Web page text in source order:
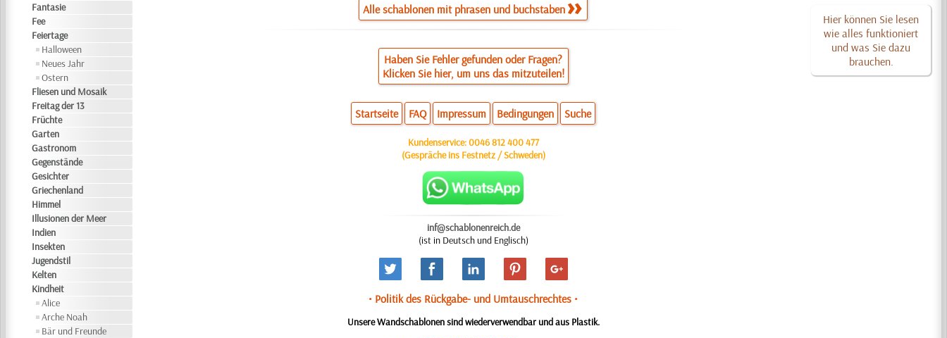
Fantasie
Fee
Feiertage
Halloween
Neues Jahr
Ostern
Fliesen und Mosaik
Freitag der 13
Früchte
Garten
Gastronom
Gegenstände
Gesichter
Griechenland
Himmel
Illusionen der Meer
Indien
Insekten
Jugendstil
Kelten
Kindheit
Alice
Arche Noah
Bär und Freunde
Hier können Sie lesen
wie alles funktioniert
und was Sie dazu
brauchen.
Alle schablonen mit phrasen und buchstaben
Haben Sie Fehler gefunden oder Fragen?
Klicken Sie hier, um uns das mitzuteilen!
Startseite FAQ Impressum Bedingungen Suche
Kundenservice:0046 812 400 477
(Gespräche ins Festnetz / Schweden)
inf@schablonenreich.de
(ist in Deutsch und Englisch)
• Politik des Rückgabe- und Umtauschrechtes •
Unsere Wandschablonen sind wiederverwendbar und aus Plastik.